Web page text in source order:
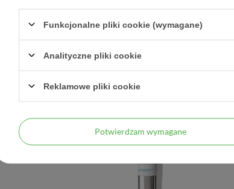
Funkcjonalne pliki cookie (wymagane)
Analityczne pliki cookie
Reklamowe pliki cookie
Potwierdzam wymagane